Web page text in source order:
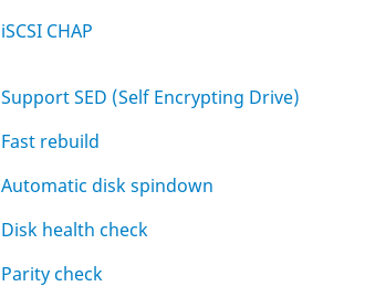
iSCSI CHAP
Support SED (Self Encrypting Drive)
Fast rebuild
Automatic disk spindown
Disk health check
Parity check